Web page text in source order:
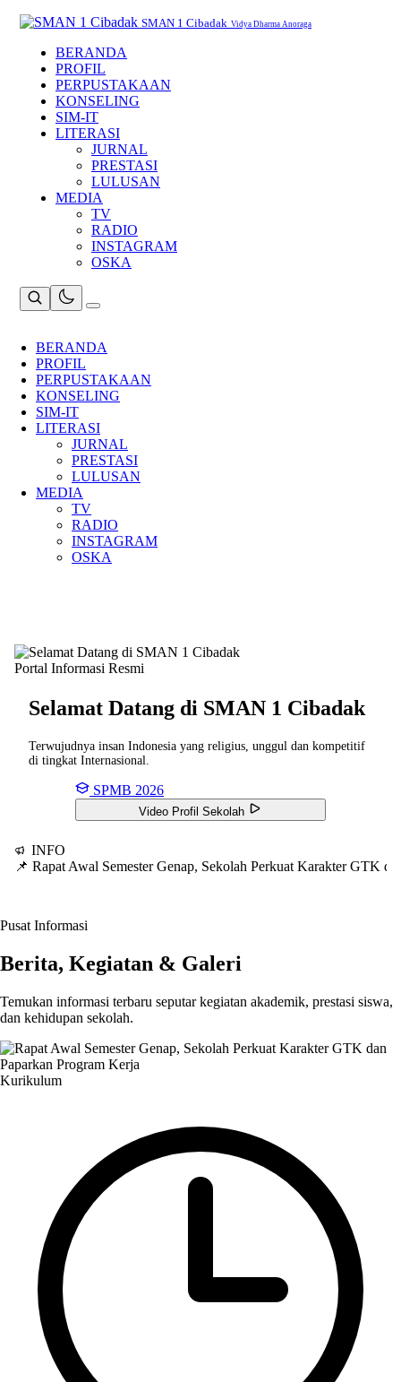
SMAN 1 Cibadak Vidya Dharma Anoraga
BERANDA
PROFIL
PERPUSTAKAAN
KONSELING
SIM-IT
LITERASI
JURNAL
PRESTASI
LULUSAN
MEDIA
TV
RADIO
INSTAGRAM
OSKA
BERANDA
PROFIL
PERPUSTAKAAN
KONSELING
SIM-IT
LITERASI
JURNAL
PRESTASI
LULUSAN
MEDIA
TV
RADIO
INSTAGRAM
OSKA
Portal Informasi Resmi
Selamat Datang di SMAN 1 Cibadak
Terwujudnya insan Indonesia yang religius, unggul dan kompetitif
di tingkat Internasional.
SPMB 2026
Video Profil Sekolah
INFO
📌 Rapat Awal Semester Genap, Sekolah Perkuat Karakter GTK
Pusat Informasi
Berita, Kegiatan & Galeri
Temukan informasi terbaru seputar kegiatan akademik, prestasi siswa,
dan kehidupan sekolah.
Kurikulum